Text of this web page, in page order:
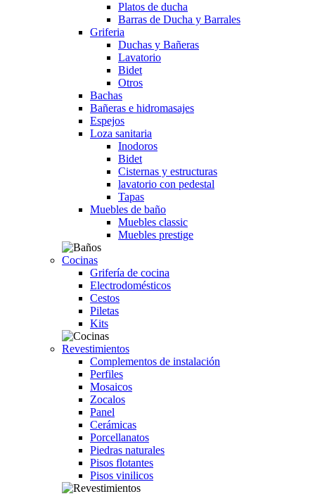
Platos de ducha
Barras de Ducha y Barrales
Griferia
Duchas y Bañeras
Lavatorio
Bidet
Otros
Bachas
Bañeras e hidromasajes
Espejos
Loza sanitaria
Inodoros
Bidet
Cisternas y estructuras
lavatorio con pedestal
Tapas
Muebles de baño
Muebles classic
Muebles prestige
Cocinas
Grifería de cocina
Electrodomésticos
Cestos
Piletas
Kits
Revestimientos
Complementos de instalación
Perfiles
Mosaicos
Zocalos
Panel
Cerámicas
Porcellanatos
Piedras naturales
Pisos flotantes
Pisos vinilicos